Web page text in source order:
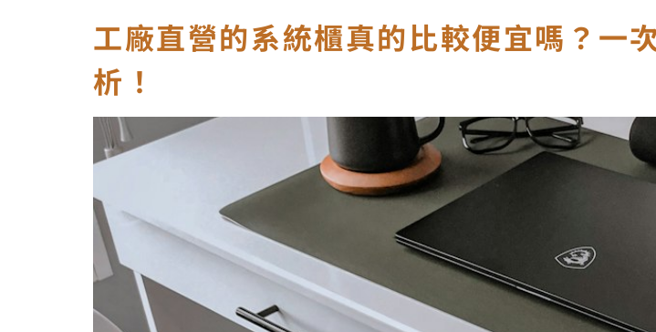
工廠直營的系統櫃真的比較便宜嗎？一
析！